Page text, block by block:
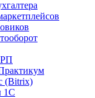
(Bitrix)
1С